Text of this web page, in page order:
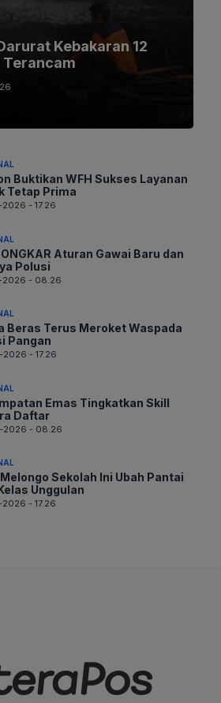
Kebakaran 12
Terancam
Buktikan WFH Sukses Layanan
Tetap Prima
- 17.26
Aturan Gawai Baru dan
Polusi
- 08.26
Beras Terus Meroket Waspada
Pangan
- 17.26
Emas Tingkatkan Skill
Daftar
- 08.26
Sekolah Ini Ubah Pantai
Unggulan
- 17.26